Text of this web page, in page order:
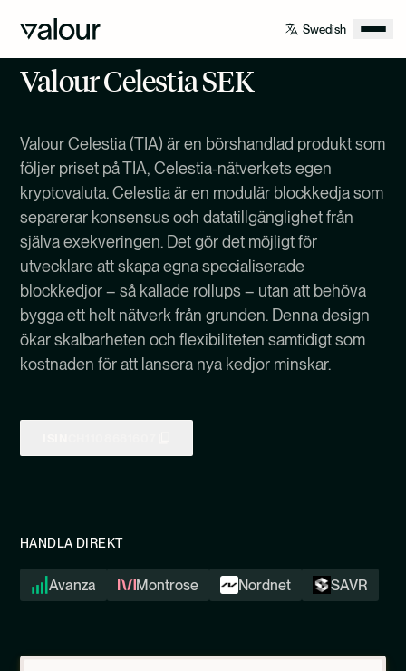
Valour Celestia SEK
Valour Celestia (TIA) är en börshandlad produkt som
följer priset på TIA, Celestia-nätverkets egen
kryptovaluta. Celestia är en modulär blockkedja som
separerar konsensus och datatillgänglighet från
själva exekveringen. Det gör det möjligt för
utvecklare att skapa egna specialiserade
blockkedjor – så kallade rollups – utan att behöva
bygga ett helt nätverk från grunden. Denna design
ökar skalbarheten och flexibiliteten samtidigt som
kostnaden för att lansera nya kedjor minskar.
HANDLA DIREKT
Avanza Montrose Nordnet SAVR